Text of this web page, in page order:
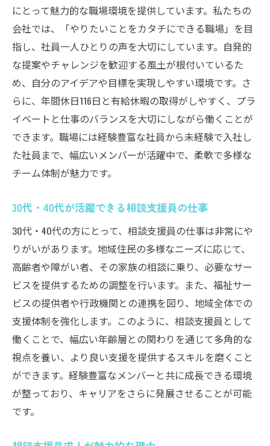
にとって魅力的な職場環境を提供しています。私たちの
会社では、「やりたいことをカタチにできる職場」を目
指し、社員一人ひとりの声を大切にしています。自発的
な提案やチャレンジを歓迎する風土が根付いているた
め、自分のアイデアや目標を実現しやすい環境です。さ
らに、年間休日116日と有給休暇の取得がしやすく、プラ
イベートと仕事のバランスを大切にしながら働くことが
できます。職場には経験豊富な社員から未経験で入社し
た社員まで、幅広いメンバーが活躍中で、柔軟で多様な
チーム体制が魅力です。
30代・40代が活躍できる相談支援員の仕事
30代・40代の方にとって、相談支援員の仕事は非常にや
りがいがあります。地域住民の多様なニーズに応じて、
高齢者や障がい者、その家族の相談に乗り、必要なサー
ビスを提供するための調整を行います。また、福祉サー
ビスの提供者や行政機関との連携を図り、地域全体での
支援体制を強化します。このように、相談支援員として
働くことで、幅広い年齢層との関わりを通じて多角的な
視点を養い、より良い支援を提供するスキルを磨くこと
ができます。経験豊富なメンバーと共に成長できる環境
が整っており、キャリアをさらに発展させることが可能
です。